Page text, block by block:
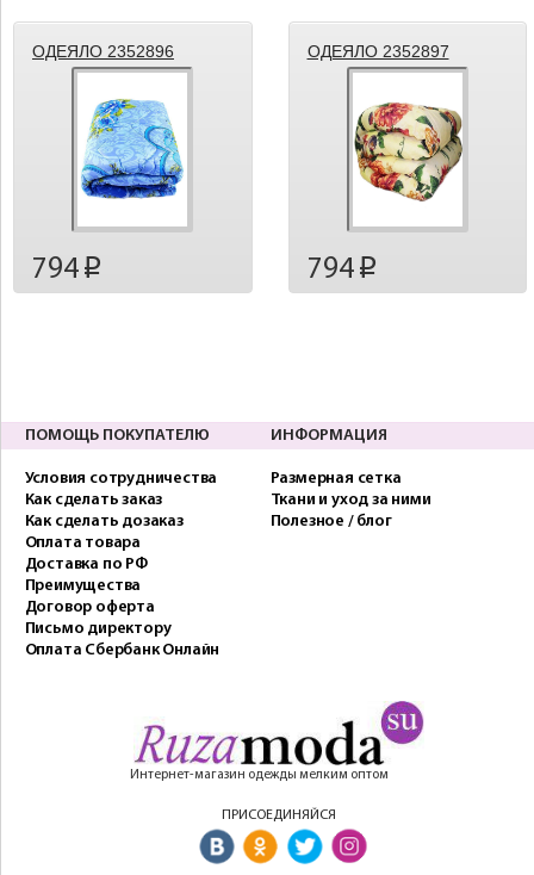
ОДЕЯЛО 2352896
794 p
ОДЕЯЛО 2352897
794p
ПОМОЩЬ ПОКУПАТЕЛЮ
Условия сотрудничества
Как сделать заказ
Как сделать дозаказ
Оплата товара
Доставка по РФ
Преимущества
Договор оферта
Письмо директору
Оплата Сбербанк Онлайн
ИНФОРМАЦИЯ
Размерная сетка
Ткани и уход за ними
Полезное / блог
Интернет-магазин одежды мелким оптом
ПРИСОЕДИНЯЙСЯ